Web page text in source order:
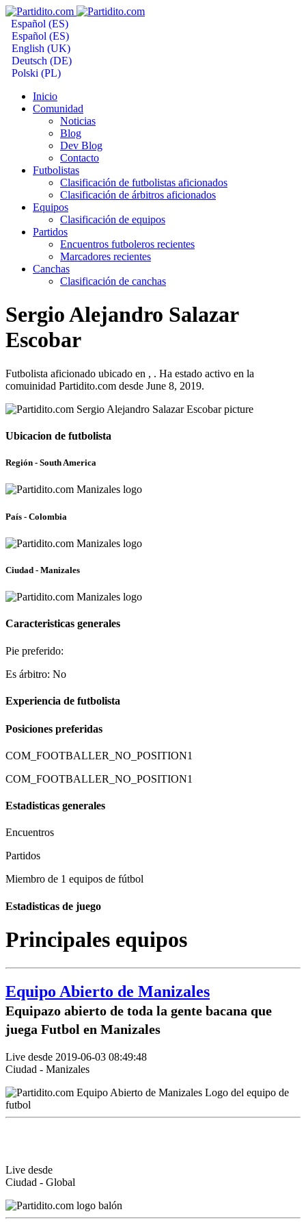
Español (ES)
Español (ES)
English (UK)
Deutsch (DE)
Polski (PL)
Inicio
Comunidad
Noticias
Blog
Dev Blog
Contacto
Futbolistas
Clasificación de futbolistas aficionados
Clasificación de árbitros aficionados
Equipos
Clasificación de equipos
Partidos
Encuentros futboleros recientes
Marcadores recientes
Canchas
Clasificación de canchas
Sergio Alejandro Salazar
Escobar
Futbolista aficionado ubicado en , . Ha estado activo en la
comuinidad Partidito.com desde June 8, 2019.
Ubicacion de futbolista
Región - South America
País - Colombia
Ciudad - Manizales
Caracteristicas generales
Pie preferido:
Es árbitro: No
Experiencia de futbolista
Posiciones preferidas
COM_FOOTBALLER_NO_POSITION1
COM_FOOTBALLER_NO_POSITION1
Estadisticas generales
Encuentros
Partidos
Miembro de 1 equipos de fútbol
Estadisticas de juego
Principales equipos
Equipo Abierto de Manizales
Equipazo abierto de toda la gente bacana que
juega Futbol en Manizales
Live desde 2019-06-03 08:49:48
Ciudad - Manizales
Live desde
Ciudad - Global